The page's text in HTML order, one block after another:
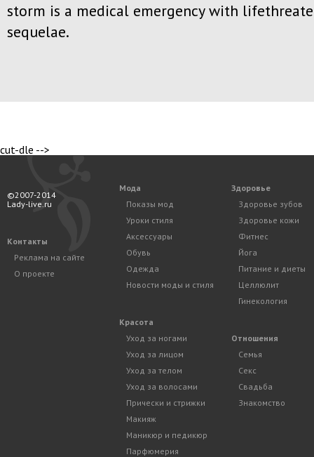
storm is a medical emergency with
sequelae.
cut-dle -->
©2007-2014
Lady-live.ru
Контакты
Реклама на сайте
О проекте
Мода
Показы мод
Уроки стиля
Аксессуары
Обувь
Одежда
Новости моды и стиля
Красота
Уход за ногами
Уход за лицом
Уход за телом
Уход за волосами
Прически и стрижки
Макияж
Маникюр и педикюр
Парфюмерия
Здоровье
Здоровье зубов
Здоровье кожи
Фитнес
Йога
Питание и диеты
Целлюлит
Гинекология
Отношения
Семья
Секс
Свадьба
Знакомство